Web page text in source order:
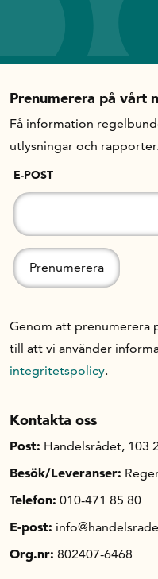
Prenumerera på vårt
Få information
utlysningar och rapporter.
E-POST
Genom att prenumerera
till att vi använder
integritetspolicy.
Kontakta oss
Post: Handelsrådet, 103
Besök/Leveranser:
Telefon: 010-471 85 80
E-post:
Org.nr: 802407-6468